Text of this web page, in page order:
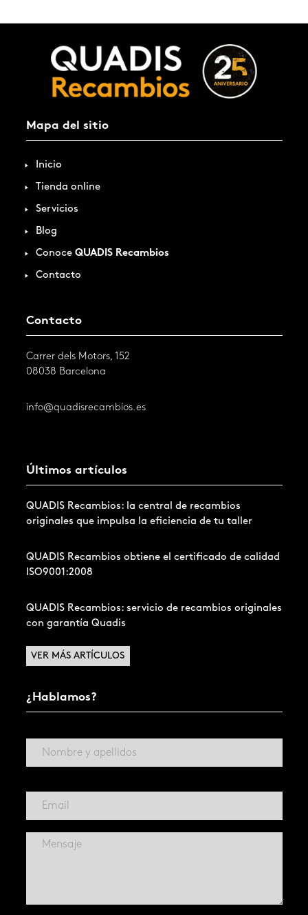
Mapa del sitio
Inicio
Tienda online
Servicios
Blog
Conoce QUADIS Recambios
Contacto
Contacto
Carrer dels Motors, 152
08038 Barcelona
info@quadisrecambios.es
VER MÁS ARTÍCULOS
Últimos artículos
QUADIS Recambios: la central de recambios
originales que impulsa la eficiencia de tu taller
QUADIS Recambios obtiene el certificado de calidad
ISO9001:2008
QUADIS Recambios: servicio de recambios originales
con garantía Quadis
¿Hablamos?